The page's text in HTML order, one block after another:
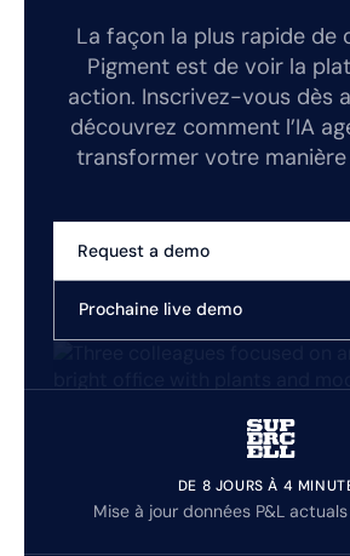
La façon la plus rapide de
Pigment est de voir la
action. Inscrivez-vous dès
découvrez comment l’IA
transformer votre manière
Request a demo
Prochaine live demo
DE 8 JOURS À 4
Mise à jour données P&L